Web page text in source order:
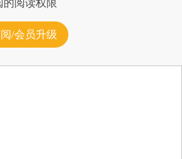
阅读权限
/会员升级